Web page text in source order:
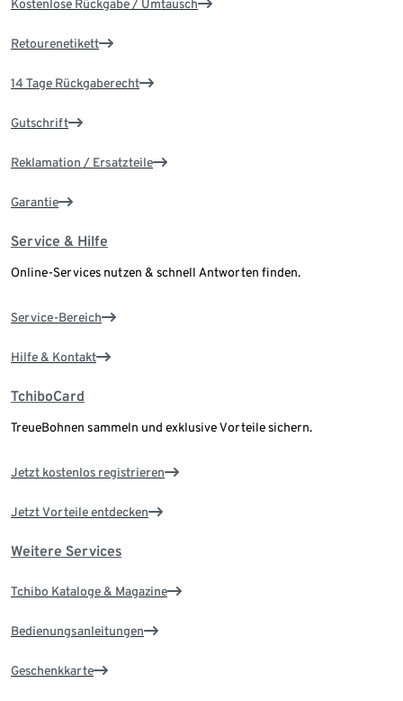
Kostenlose Rückgabe / Umtausch
Retourenetikett
14 Tage Rückgaberecht
Gutschrift
Reklamation / Ersatzteile
Garantie
Service & Hilfe
Online-Services nutzen & schnell Antworten finden.
Service-Bereich
Hilfe & Kontakt
TchiboCard
TreueBohnen sammeln und exklusive Vorteile sichern.
Jetzt kostenlos registrieren
Jetzt Vorteile entdecken
Weitere Services
Tchibo Kataloge & Magazine
Bedienungsanleitungen
Geschenkkarte